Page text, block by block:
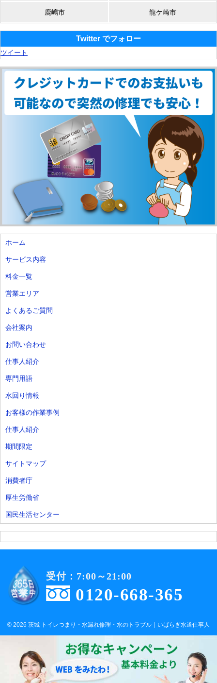
鹿嶋市 龍ケ崎市
Twitter でフォロー
ツイート
ホーム
サービス内容
料金一覧
営業エリア
よくあるご質問
会社案内
お問い合わせ
仕事人紹介
専門用語
水回り情報
お客様の作業事例
仕事人紹介
期間限定
サイトマップ
消費者庁
厚生労働省
国民生活センター
0120-668-365
受付：7:00～21:00
© 2026 茨城 トイレつまり・水漏れ修理・水のトラブル｜いばらぎ水道仕事人